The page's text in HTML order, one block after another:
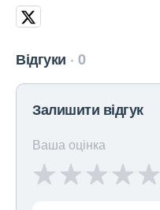
Відгуки 0
Залишити відгук
Ваша оцінка